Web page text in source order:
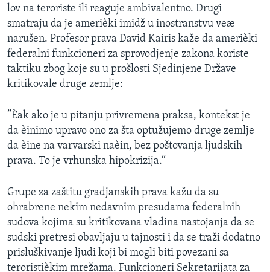
lov na teroriste ili reaguje ambivalentno. Drugi
smatraju da je amerièki imidž u inostranstvu veæ
narušen. Profesor prava David Kairis kaže da amerièki
federalni funkcioneri za sprovodjenje zakona koriste
taktiku zbog koje su u prošlosti Sjedinjene Države
kritikovale druge zemlje:
”Èak ako je u pitanju privremena praksa, kontekst je
da èinimo upravo ono za šta optužujemo druge zemlje
da èine na varvarski naèin, bez poštovanja ljudskih
prava. To je vrhunska hipokrizija.“
Grupe za zaštitu gradjanskih prava kažu da su
ohrabrene nekim nedavnim presudama federalnih
sudova kojima su kritikovana vladina nastojanja da se
sudski pretresi obavljaju u tajnosti i da se traži dodatno
prisluškivanje ljudi koji bi mogli biti povezani sa
teroristièkim mrežama. Funkcioneri Sekretarijata za